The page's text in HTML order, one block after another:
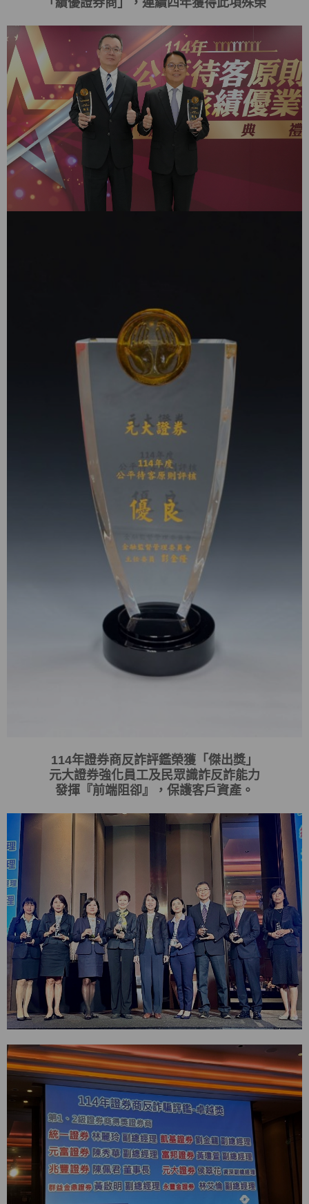
「 績優證券商 」，連續四年獲得此項殊榮
114年證券商反詐評鑑榮獲「傑出獎」
元大證券強化員工及民眾識詐反詐能力
發揮 『 前端阻卻』 ，保護客戶資產。